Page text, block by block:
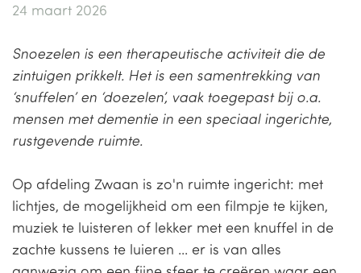
24 maart 2026
Snoezelen is een therapeutische activiteit die de
zintuigen prikkelt. Het is een samentrekking van
‘snuffelen’ en ‘doezelen’, vaak toegepast bij o.a.
mensen met dementie in een speciaal ingerichte,
rustgevende ruimte.
Op afdeling Zwaan is zo'n ruimte ingericht: met
lichtjes, de mogelijkheid om een filmpje te kijken,
muziek te luisteren of lekker met een knuffel in de
zachte kussens te luieren ... er is van alles